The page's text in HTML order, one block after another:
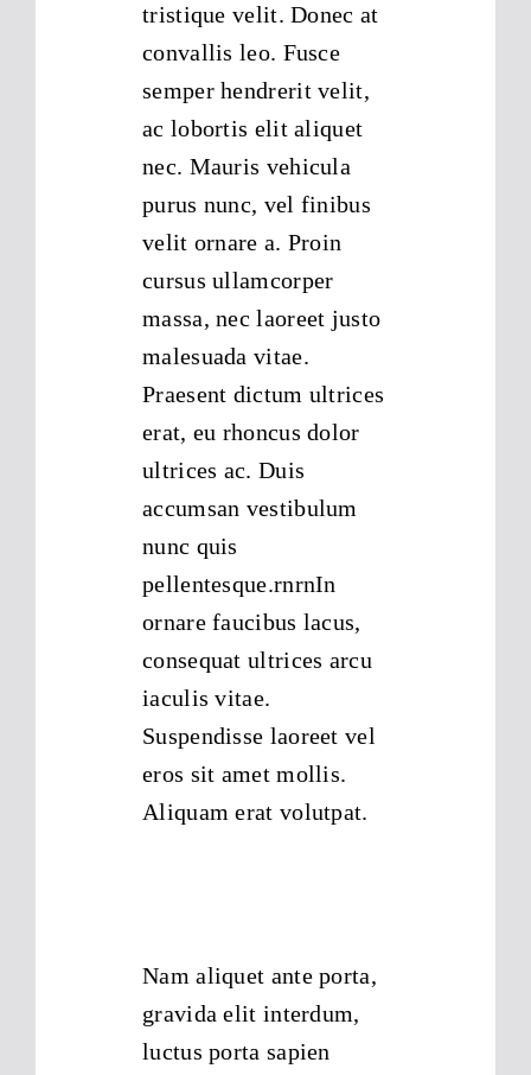
tristique velit. Donec at
convallis leo. Fusce
semper hendrerit velit,
ac lobortis elit aliquet
nec. Mauris vehicula
purus nunc, vel finibus
velit ornare a. Proin
cursus ullamcorper
massa, nec laoreet justo
malesuada vitae.
Praesent dictum ultrices
erat, eu rhoncus dolor
ultrices ac. Duis
accumsan vestibulum
nunc quis
pellentesque.rnrnIn
ornare faucibus lacus,
consequat ultrices arcu
iaculis vitae.
Suspendisse laoreet vel
eros sit amet mollis.
Aliquam erat volutpat.
Nam aliquet ante porta,
gravida elit interdum,
luctus porta sapien